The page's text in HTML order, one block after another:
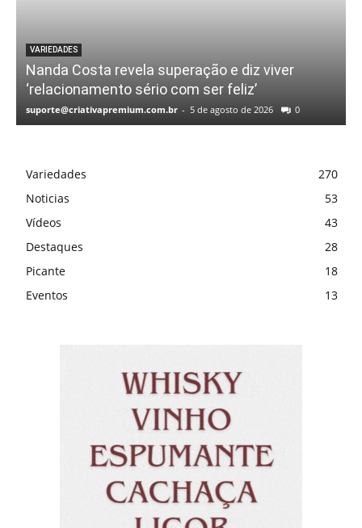
VARIEDADES
Nanda Costa revela superação e diz viver
‘relacionamento sério com ser feliz’
suporte@criativapremium.com.br - 5 de agosto de 2026 0
Variedades
270
Noticias
53
Vídeos
43
Destaques
28
Picante
18
Eventos
13